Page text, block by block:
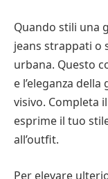
Quando stili una
jeans strappati o
urbana. Questo
e l’eleganza
visivo. Completa
esprime il tuo
all’outfit.
Per elevare